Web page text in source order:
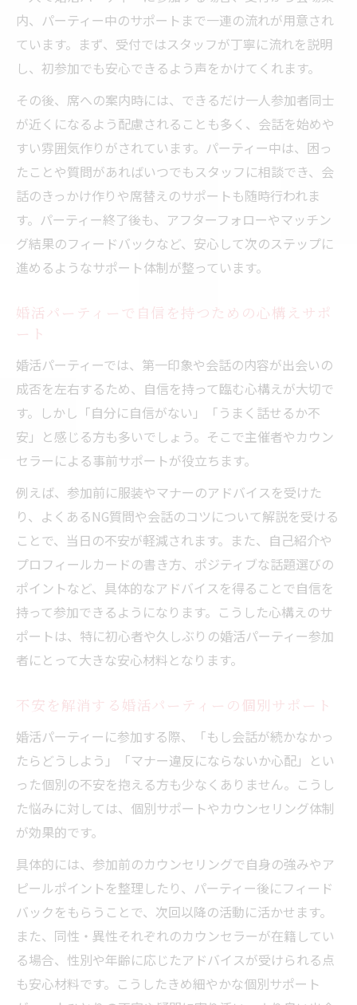
内、パーティー中のサポートまで一連の流れが用意され
ています。まず、受付ではスタッフが丁寧に流れを説明
し、初参加でも安心できるよう声をかけてくれます。
その後、席への案内時には、できるだけ一人参加者同士
が近くになるよう配慮されることも多く、会話を始めや
すい雰囲気作りがされています。パーティー中は、困っ
たことや質問があればいつでもスタッフに相談でき、会
話のきっかけ作りや席替えのサポートも随時行われま
す。パーティー終了後も、アフターフォローやマッチン
グ結果のフィードバックなど、安心して次のステップに
進めるようなサポート体制が整っています。
婚活パーティーで自信を持つための心構えサポ
ート
婚活パーティーでは、第一印象や会話の内容が出会いの
成否を左右するため、自信を持って臨む心構えが大切で
す。しかし「自分に自信がない」「うまく話せるか不
安」と感じる方も多いでしょう。そこで主催者やカウン
セラーによる事前サポートが役立ちます。
例えば、参加前に服装やマナーのアドバイスを受けた
り、よくあるNG質問や会話のコツについて解説を受ける
ことで、当日の不安が軽減されます。また、自己紹介や
プロフィールカードの書き方、ポジティブな話題選びの
ポイントなど、具体的なアドバイスを得ることで自信を
持って参加できるようになります。こうした心構えのサ
ポートは、特に初心者や久しぶりの婚活パーティー参加
者にとって大きな安心材料となります。
不安を解消する婚活パーティーの個別サポート
婚活パーティーに参加する際、「もし会話が続かなかっ
たらどうしよう」「マナー違反にならないか心配」とい
った個別の不安を抱える方も少なくありません。こうし
た悩みに対しては、個別サポートやカウンセリング体制
が効果的です。
具体的には、参加前のカウンセリングで自身の強みやア
ピールポイントを整理したり、パーティー後にフィード
バックをもらうことで、次回以降の活動に活かせます。
また、同性・異性それぞれのカウンセラーが在籍してい
る場合、性別や年齢に応じたアドバイスが受けられる点
も安心材料です。こうしたきめ細やかな個別サポート